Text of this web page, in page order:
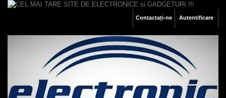
Autentificare
Contactați-ne